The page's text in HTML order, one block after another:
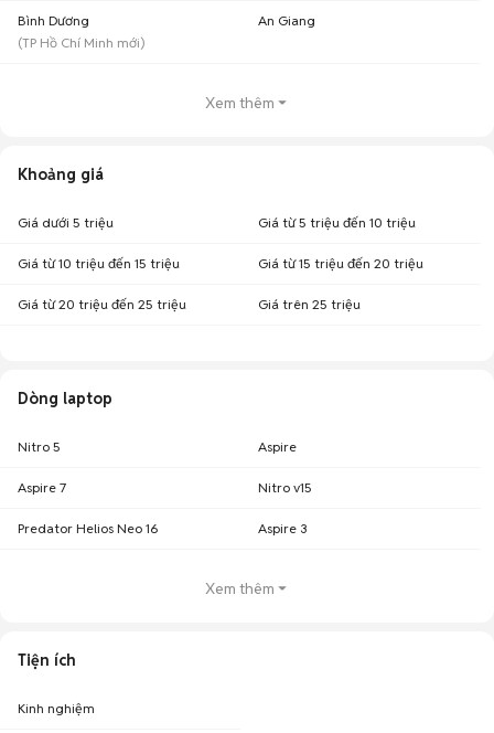
Bình Dương
(TP Hồ Chí Minh mới)
An Giang
Xem thêm
Khoảng giá
Giá dưới 5 triệu Giá từ 5 triệu đến 10 triệu
Giá từ 10 triệu đến 15 triệu Giá từ 15 triệu đến 20 triệu
Giá từ 20 triệu đến 25 triệu Giá trên 25 triệu
Dòng laptop
Nitro 5 Aspire
Aspire 7 Nitro v15
Predator Helios Neo 16 Aspire 3
Xem thêm
Tiện ích
Kinh nghiệm